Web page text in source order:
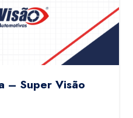
– Super Visão